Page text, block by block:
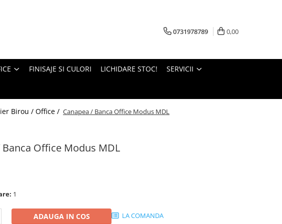
0731978789 0,00
FINISAJE SI CULORI LICHIDARE STOC! SERVICII
Birou / Office / Canapea / Banca Office Modus MDL
Banca Office Modus MDL
1
ADAUGA IN COS LA COMANDA